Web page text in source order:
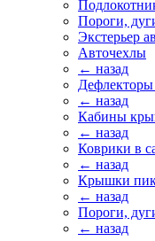
Пороги,
Экстерьер
Авточехлы
← назад
Дефлекторы
← назад
Кабины
← назад
Коврики в
← назад
Крышки
← назад
Пороги,
← назад